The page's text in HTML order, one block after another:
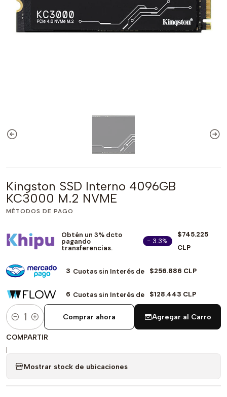
Kingston SSD Interno 4096GB
KC3000 M.2 NVME
MÉTODOS DE PAGO
Obtén un 3% dcto
pagando
transferencias.
- 3.3%
$745.225
CLP
3 Cuotas sin Interés de $256.886 CLP
6 Cuotas sin Interés de $128.443 CLP
Cantidad
Agregar al Carro
Comprar ahora
COMPARTIR
|
Mostrar stock de ubicaciones